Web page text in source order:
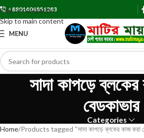
Skip to navigation
Skip to main content
+8801404856283
MENU
সাদা কাপড়ে
বেডকাভার
Categories
Home Products tagged “সাদা কাপড়ে ব্লকের কাজ করা